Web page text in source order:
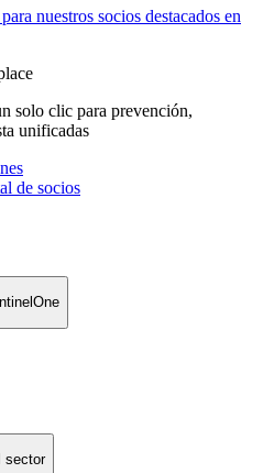
nuestros socios destacados en
solo clic para prevención,
unificadas
de socios
sector